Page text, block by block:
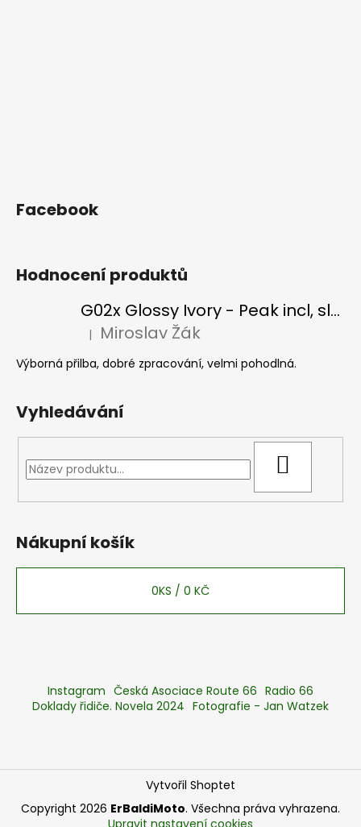
Facebook
Hodnocení produktů
G02x Glossy Ivory - Peak incl, slonová kost
Hodnocení produktu je 5 z 5 hvězdiček.
| Miroslav Žák
Výborná přilba, dobré zpracování, velmi pohodlná.
Vyhledávání
Nákupní košík
0KS / 0 KČ
Instagram Česká Asociace Route 66 Radio 66
Doklady řidiče. Novela 2024 Fotografie - Jan Watzek
Vytvořil Shoptet
Copyright 2026 ErBaldiMoto. Všechna práva vyhrazena.
Upravit nastavení cookies